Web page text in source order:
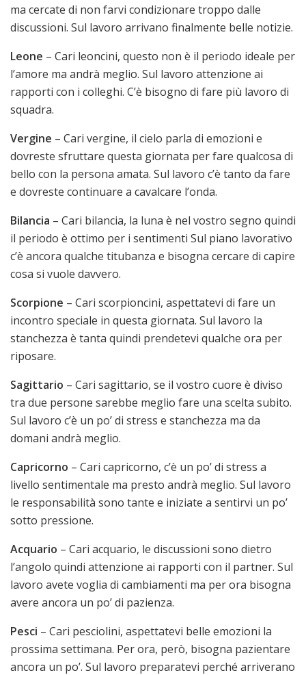
ma cercate di non farvi condizionare troppo dalle
discussioni. Sul lavoro arrivano finalmente belle notizie.
Leone – Cari leoncini, questo non è il periodo ideale per
l’amore ma andrà meglio. Sul lavoro attenzione ai
rapporti con i colleghi. C’è bisogno di fare più lavoro di
squadra.
Vergine – Cari vergine, il cielo parla di emozioni e
dovreste sfruttare questa giornata per fare qualcosa di
bello con la persona amata. Sul lavoro c’è tanto da fare
e dovreste continuare a cavalcare l’onda.
Bilancia – Cari bilancia, la luna è nel vostro segno quindi
il periodo è ottimo per i sentimenti Sul piano lavorativo
c’è ancora qualche titubanza e bisogna cercare di capire
cosa si vuole davvero.
Scorpione – Cari scorpioncini, aspettatevi di fare un
incontro speciale in questa giornata. Sul lavoro la
stanchezza è tanta quindi prendetevi qualche ora per
riposare.
Sagittario – Cari sagittario, se il vostro cuore è diviso
tra due persone sarebbe meglio fare una scelta subito.
Sul lavoro c’è un po’ di stress e stanchezza ma da
domani andrà meglio.
Capricorno – Cari capricorno, c’è un po’ di stress a
livello sentimentale ma presto andrà meglio. Sul lavoro
le responsabilità sono tante e iniziate a sentirvi un po’
sotto pressione.
Acquario – Cari acquario, le discussioni sono dietro
l’angolo quindi attenzione ai rapporti con il partner. Sul
lavoro avete voglia di cambiamenti ma per ora bisogna
avere ancora un po’ di pazienza.
Pesci – Cari pesciolini, aspettatevi belle emozioni la
prossima settimana. Per ora, però, bisogna pazientare
ancora un po’. Sul lavoro preparatevi perché arriverano